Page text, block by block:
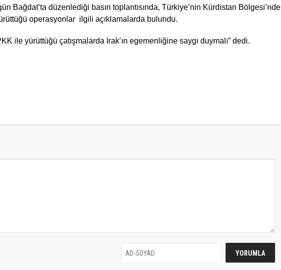
Bağdat’ta düzenlediği basın toplantısında, Türkiye’nin Kürdistan Bölgesi’nde
operasyonlar ilgili açıklamalarda bulundu.
ile yürüttüğü çatışmalarda Irak’ın egemenliğine saygı duymalı” dedi.